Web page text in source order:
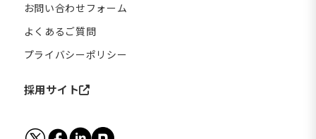
お問い合わせフォーム
よくあるご質問
プライバシーポリシー
採用サイト